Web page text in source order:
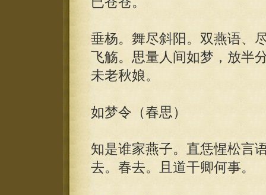
垂杨。舞尽斜阳。双燕语、
飞觞。思量人间如梦，放半
未老秋娘。
如梦令（春思）
知是谁家燕子。直恁惺松言
去。春去。且道干卿何事。